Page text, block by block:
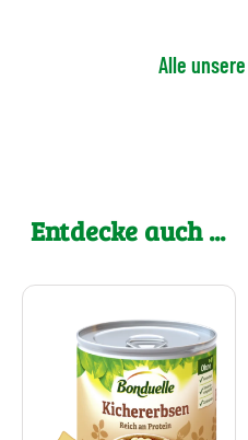
Alle
Entdecke auch ...